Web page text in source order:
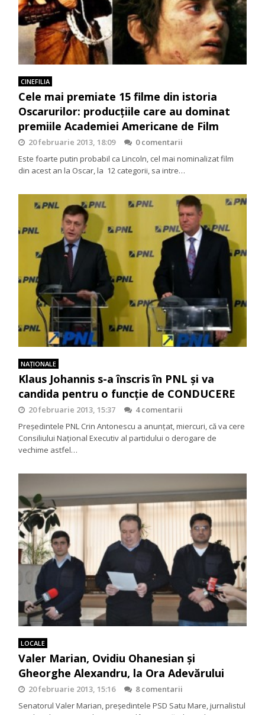
CINEFILIA
Cele mai premiate 15 filme din istoria
Oscarurilor: producţiile care au dominat
premiile Academiei Americane de Film
20 februarie 2013, 18:09
0 comentarii
Este foarte putin probabil ca Lincoln, cel mai nominalizat film
din acest an la Oscar, la 12 categorii, sa intre…
NAŢIONALE
Klaus Johannis s-a înscris în PNL şi va
candida pentru o funcţie de CONDUCERE
20 februarie 2013, 15:37
4 comentarii
Preşedintele PNL Crin Antonescu a anunţat, miercuri, că va cere
Consiliului Naţional Executiv al partidului o derogare de
vechime astfel…
LOCALE
Valer Marian, Ovidiu Ohanesian şi
Gheorghe Alexandru, la Ora Adevărului
20 februarie 2013, 15:16
8 comentarii
Senatorul Valer Marian, preşedintele PSD Satu Mare, jurnalistul